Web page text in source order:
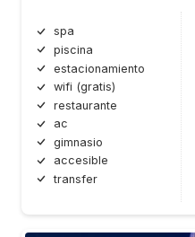
spa
piscina
estacionamiento
wifi (gratis)
restaurante
ac
gimnasio
accesible
transfer